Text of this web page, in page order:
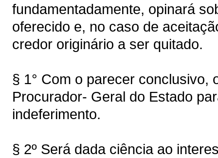
fundamentadamente, opinará
oferecido e, no caso de
credor originário a ser quitado.
§ 1° Com o parecer conclusivo,
Procurador- Geral do Estado
indeferimento.
§ 2º Será dada ciência ao